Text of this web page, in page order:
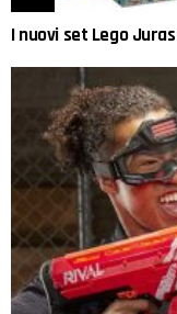
I nuovi set Lego